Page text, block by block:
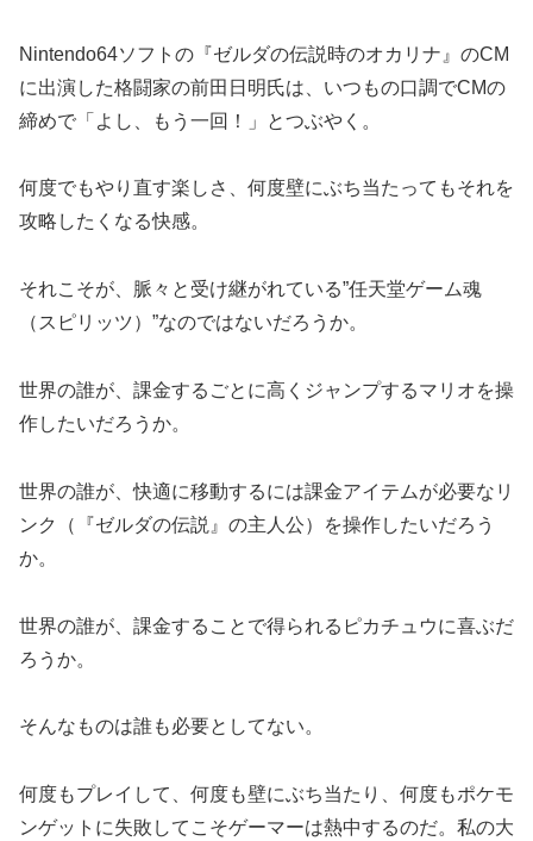
Nintendo64ソフトの『ゼルダの伝説時のオカリナ』のCM
に出演した格闘家の前田日明氏は、いつもの口調でCMの
締めで「よし、もう一回！」とつぶやく。
何度でもやり直す楽しさ、何度壁にぶち当たってもそれを
攻略したくなる快感。
それこそが、脈々と受け継がれている”任天堂ゲーム魂
（スピリッツ）”なのではないだろうか。
世界の誰が、課金するごとに高くジャンプするマリオを操
作したいだろうか。
世界の誰が、快適に移動するには課金アイテムが必要なリ
ンク（『ゼルダの伝説』の主人公）を操作したいだろう
か。
世界の誰が、課金することで得られるピカチュウに喜ぶだ
ろうか。
そんなものは誰も必要としてない。
何度もプレイして、何度も壁にぶち当たり、何度もポケモ
ンゲットに失敗してこそゲーマーは熱中するのだ。私の大